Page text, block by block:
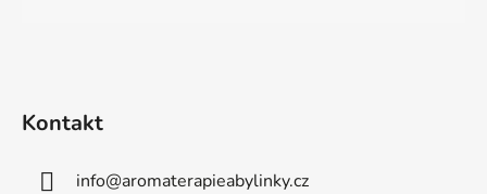
Kontakt
info@aromaterapieabylinky.cz